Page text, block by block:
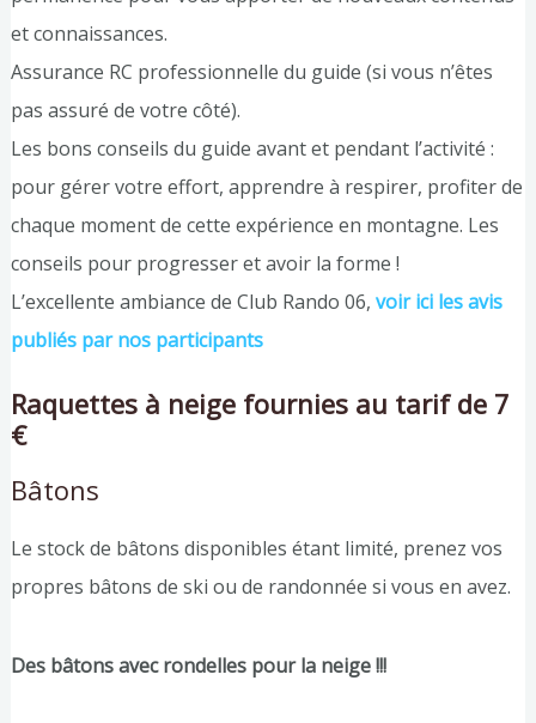
et connaissances.
Assurance RC professionnelle du guide (si vous n’êtes
pas assuré de votre côté).
Les bons conseils du guide avant et pendant l’activité :
pour gérer votre effort, apprendre à respirer, profiter de
chaque moment de cette expérience en montagne. Les
conseils pour progresser et avoir la forme !
L’excellente ambiance de Club Rando 06, voir ici les avis
publiés par nos participants
Raquettes à neige fournies au tarif de 7
€
Bâtons
Le stock de bâtons disponibles étant limité, prenez vos
propres bâtons de ski ou de randonnée si vous en avez.
Des bâtons avec rondelles pour la neige !!!